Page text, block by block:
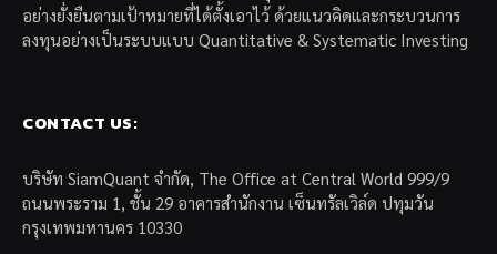
อย่างยั่งยืนตามเป้าหมายที่ได้ตั้งเอาไว้ ด้วยแนวคิดและกระบวนการ
ลงทุนอย่างเป็นระบบแบบ Quantitative & Systematic Investing
CONTACT US:
บริษัท SiamQuant จำกัด, The Office at Central World 999/9
ถนนพระราม 1, ชั้น 29 อาคารสำนักงาน เซ็นทรัลเวิล์ด ปทุมวัน
กรุงเทพมหานคร 10330